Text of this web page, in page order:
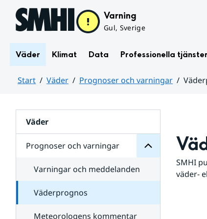
Hoppa till sidans innehåll Varning
Gul, Sverige
Väder Klimat Data Professionella tjänster
Start Väder Prognoser och varningar
Väder
Prognoser och varningar
för
varningar
Varningar och meddelanden
Väderprognos
Meteorologens kommentar
SMHI
väder-